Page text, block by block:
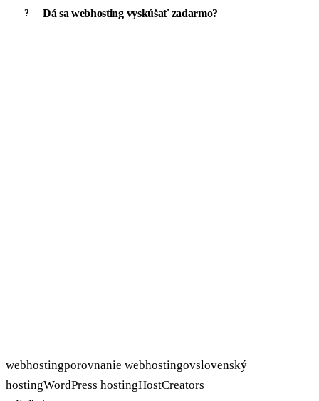
Dá sa webhosting vyskúšať zadarmo?
webhostingporovnanie webhostingovslovenský
hostingWordPress hostingHostCreators